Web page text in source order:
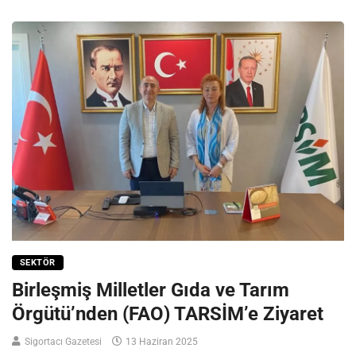
SEKTÖR
Birleşmiş Milletler Gıda ve Tarım
Örgütü’nden (FAO) TARSİM’e Ziyaret
Sigortacı Gazetesi 13 Haziran 2025